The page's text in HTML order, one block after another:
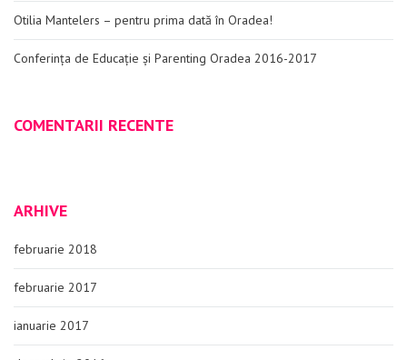
Otilia Mantelers – pentru prima dată în Oradea!
Conferința de Educație și Parenting Oradea 2016-2017
COMENTARII RECENTE
ARHIVE
februarie 2018
februarie 2017
ianuarie 2017